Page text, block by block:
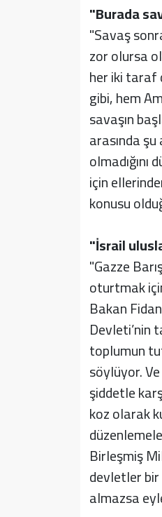
"Burada
"Savaş
zor olursa
her iki taraf
gibi, hem
savaşın
arasında
için
konusu
"İsrail
"Gazze
oturtmak
Bakan
Devleti’nin
toplumun
söylüyor.
şiddetle
koz olarak
Birleşmiş
devletler
almazsa